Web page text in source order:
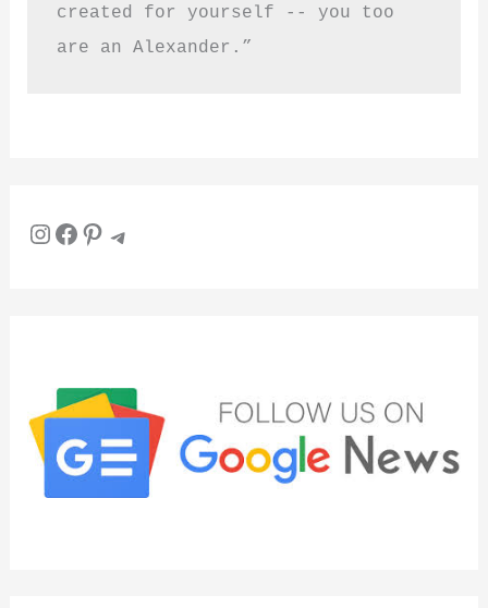
created for yourself -- you too
are an Alexander.”
InstagramFacebook Pinterest Telegram